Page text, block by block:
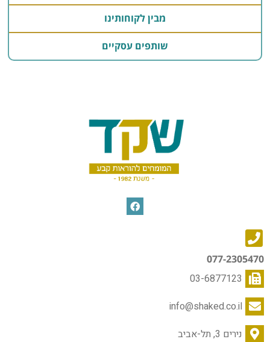
מבין לקוחותינו
שותפים עסקיים
077-2305470
03-6877123
info@shaked.co.il
נירים 3, תל-אביב